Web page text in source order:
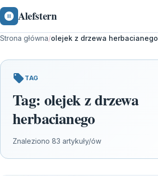
Alefstern
Strona główna/olejek z drzewa herbacianego
TAG
Tag: olejek z drzewa
herbacianego
Znaleziono 83 artykuły/ów